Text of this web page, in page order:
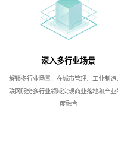
深入多行业场景
解锁多行业场景，在城市管理、工业制造
联网服务多行业领域实现商业落地和产业
度融合